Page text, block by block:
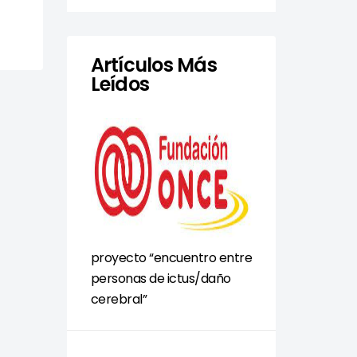
Artículos Más
Leídos
proyecto “encuentro entre
personas de ictus/daño
cerebral”